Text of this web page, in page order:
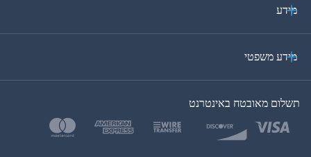
בטורקית
פולנית
מידע
מידע משפטי
תשלום מאובטח באינטרנט